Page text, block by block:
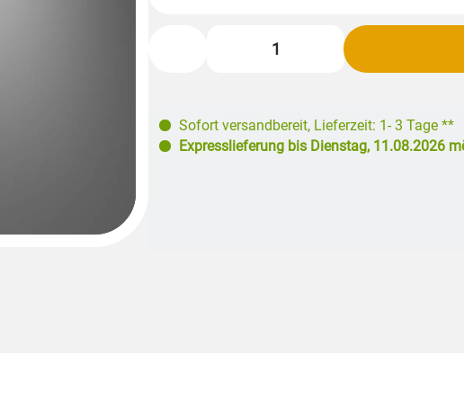
Sofort versandbereit, Lieferzeit: 1- 3 Tage **
Expresslieferung bis Dienstag, 11.08.2026